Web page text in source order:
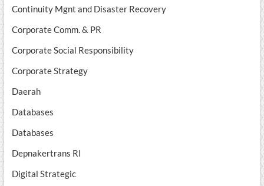
Continuity Mgnt and Disaster Recovery
Corporate Comm. & PR
Corporate Social Responsibility
Corporate Strategy
Daerah
Databases
Databases
Depnakertrans RI
Digital Strategic